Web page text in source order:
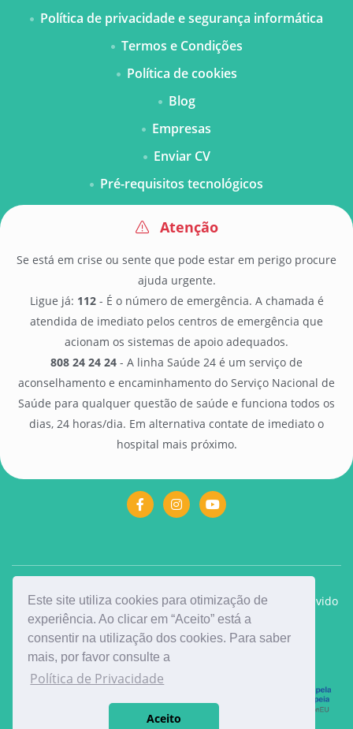
Este site utiliza cookies para otimização de
experiência. Ao clicar em “Aceito” está a
consentir na utilização dos cookies. Para saber
mais, por favor consulte a
Política de Privacidade
Aceito
Política de privacidade e segurança informática
Termos e Condições
Política de cookies
Blog
Empresas
Enviar CV
Pré-requisitos tecnológicos
Atenção
Se está em crise ou sente que pode estar em perigo procure
ajuda urgente.
Ligue já: 112- É o número de emergência. A chamada é
atendida de imediato pelos centros de emergência que
acionam os sistemas de apoio adequados.
808 24 24 24 - A linha Saúde 24 é um serviço de
aconselhamento e encaminhamento do Serviço Nacional de
Saúde para qualquer questão de saúde e funciona todos os
dias, 24 horas/dia. Em alternativa contate de imediato o
hospital mais próximo.
2026 ©Mindfirst, todos os direitos reservados. Desenvolvido
porFive.